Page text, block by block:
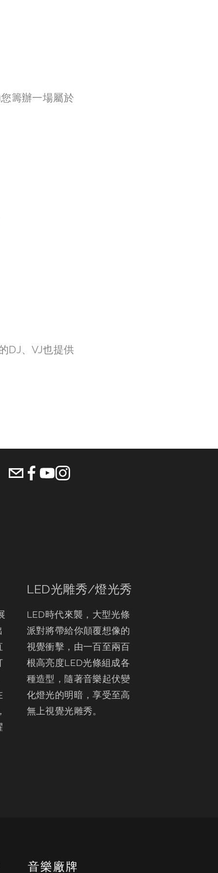
籌辦一場屬於
DJ、VJ也提供
LED光雕秀/燈光秀
LED時代來襲，大型光條
派對將帶給你顛覆想像的
視覺衝擊，由一百至兩百
根高亮度LED光條組成各
種造型，隨著音樂起伏變
化燈光的明暗，享受至高
無上視覺光雕秀。
音樂廠牌